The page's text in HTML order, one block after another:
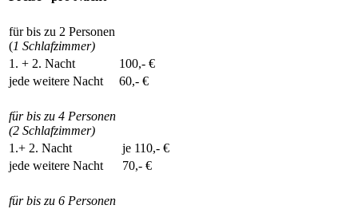
für bis zu 2 Personen
(1 Schlafzimmer)
1. + 2. Nacht
100,- €
jede weitere Nacht
60,- €
für bis zu 4 Personen
(2 Schlafzimmer)
1.+ 2. Nacht
je 110,- €
jede weitere Nacht
70,- €
für bis zu 6 Personen